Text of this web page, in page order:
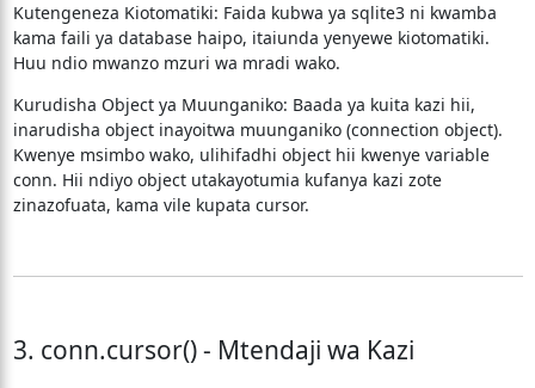
Kutengeneza Kiotomatiki: Faida kubwa ya sqlite3 ni kwamba
kama faili ya database haipo, itaiunda yenyewe kiotomatiki.
Huu ndio mwanzo mzuri wa mradi wako.
Kurudisha Object ya Muunganiko: Baada ya kuita kazi hii,
inarudisha object inayoitwa muunganiko (connection object).
Kwenye msimbo wako, ulihifadhi object hii kwenye variable
conn. Hii ndiyo object utakayotumia kufanya kazi zote
zinazofuata, kama vile kupata cursor.
3. conn.cursor() - Mtendaji wa Kazi